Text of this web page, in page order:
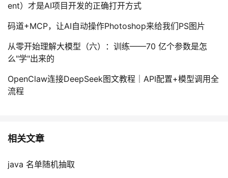
藏
ent）才是AI项目开发的正确打开方式
码道+MCP，让AI自动操作Photoshop来给我们PS图片
从零开始理解大模型（六）：训练——70 亿个参数是怎
么"学"出来的
OpenClaw连接DeepSeek图文教程｜API配置+模型调用全
流程
相关文章
java 名单随机抽取